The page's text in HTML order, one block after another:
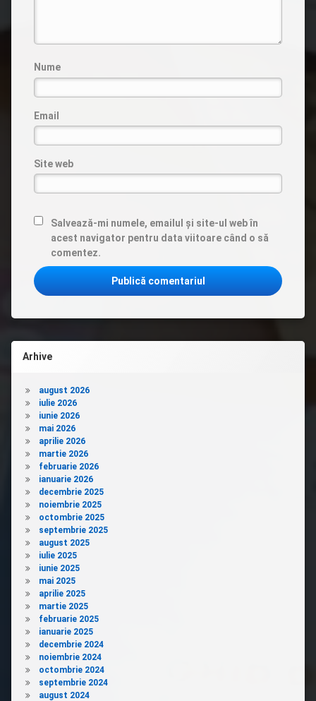
Nume
Email
Site web
Salvează-mi numele, emailul și site-ul web în
acest navigator pentru data viitoare când o să
comentez.
Arhive
august 2026
iulie 2026
iunie 2026
mai 2026
aprilie 2026
martie 2026
februarie 2026
ianuarie 2026
decembrie 2025
noiembrie 2025
octombrie 2025
septembrie 2025
august 2025
iulie 2025
iunie 2025
mai 2025
aprilie 2025
martie 2025
februarie 2025
ianuarie 2025
decembrie 2024
noiembrie 2024
octombrie 2024
septembrie 2024
august 2024